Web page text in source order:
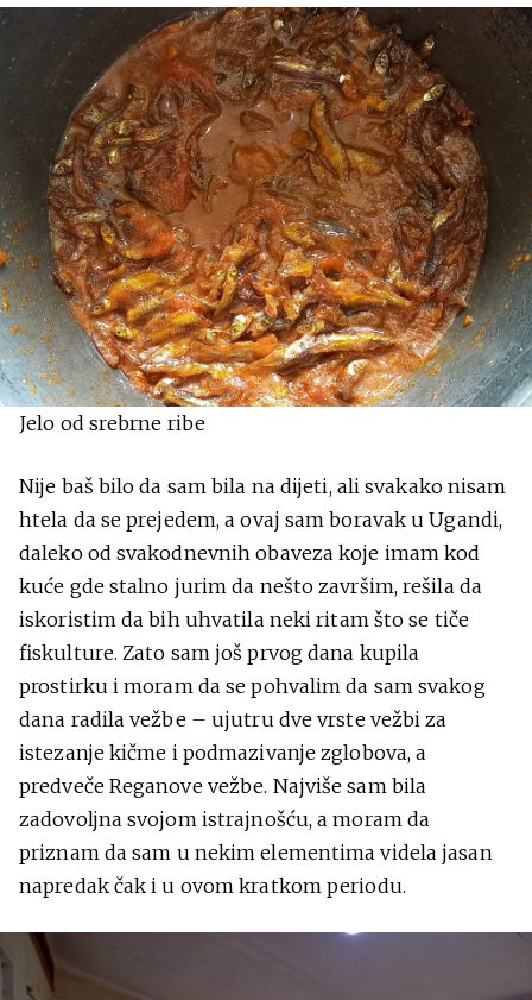
Jelo od srebrne ribe
Nije baš bilo da sam bila na dijeti, ali svakako nisam
htela da se prejedem, a ovaj sam boravak u Ugandi,
daleko od svakodnevnih obaveza koje imam kod
kuće gde stalno jurim da nešto završim, rešila da
iskoristim da bih uhvatila neki ritam što se tiče
fiskulture. Zato sam još prvog dana kupila
prostirku i moram da se pohvalim da sam svakog
dana radila vežbe – ujutru dve vrste vežbi za
istezanje kičme i podmazivanje zglobova, a
predveče Reganove vežbe. Najviše sam bila
zadovoljna svojom istrajnošću, a moram da
priznam da sam u nekim elementima videla jasan
napredak čak i u ovom kratkom periodu.